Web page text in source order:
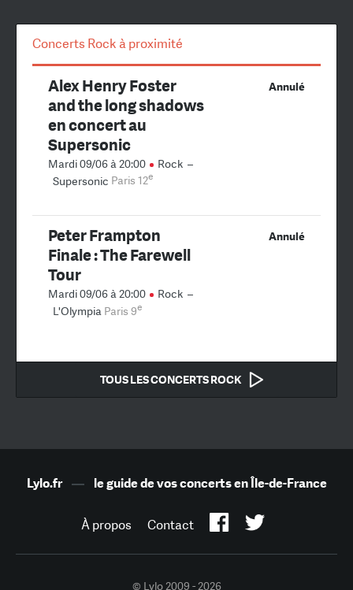
Concerts Rock à proximité
Annulé
Alex Henry Foster
and the long shadows
en concert au
Supersonic
Mardi 09/06 à 20:00 Rock –
Supersonic Paris 12e
Annulé
Peter Frampton
Finale : The Farewell
Tour
Mardi 09/06 à 20:00 Rock –
L'Olympia Paris 9e
TOUS LES CONCERTS ROCK
Lylo.fr— le guide de vos concerts en Île-de-France
À propos Contact
© Lylo 2009 - 2026